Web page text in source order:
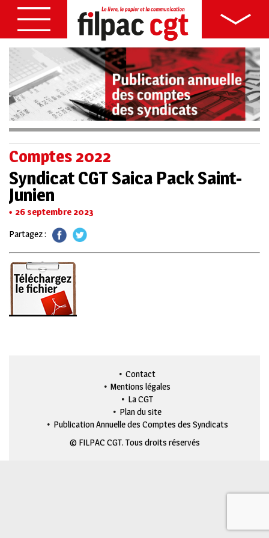
Comptes 2022
Syndicat CGT Saica Pack Saint-
Junien
26 septembre 2023
Partagez :
Contact
Mentions légales
La CGT
Plan du site
Publication Annuelle des Comptes des Syndicats
© FILPAC CGT. Tous droits réservés